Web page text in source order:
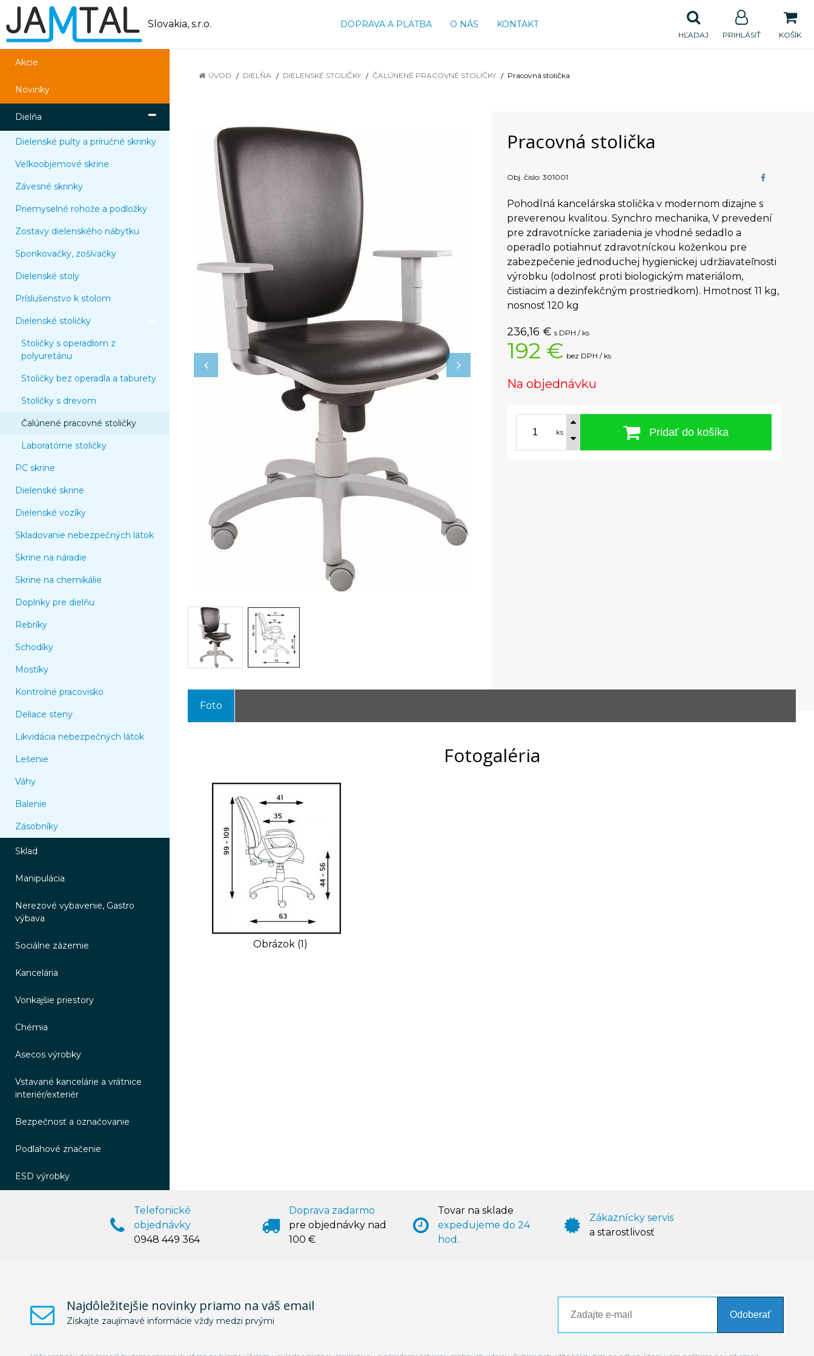
Slovakia, s.r.o. DOPRAVA A PLATBA O NÁS KONTAKT
KOŠÍK
PRIHLÁSIŤ
HĽADAJ
Akcie
Novinky
Dielňa
Dielenské pulty a príručné skrinky
Veľkoobjemové skrine
Závesné skrinky
Priemyselné rohože a podložky
Zostavy dielenského nábytku
Sponkovačky, zošívačky
Dielenské stoly
Príslušenstvo k stolom
Dielenské stoličky
Stoličky s operadlom z
polyuretánu
Stoličky bez operadla a taburety
Stoličky s drevom
Čalúnené pracovné stoličky
Laboratórne stoličky
PC skrine
Dielenské skrine
Dielenské vozíky
Skladovanie nebezpečných látok
Skrine na náradie
Skrine na chemikálie
Doplnky pre dielňu
Rebríky
Schodíky
Mostíky
Kontrolné pracovisko
Deliace steny
Likvidácia nebezpečných látok
Lešenie
Váhy
Balenie
Zásobníky
Sklad
Manipulácia
Nerezové vybavenie, Gastro
výbava
Sociálne zázemie
Kancelária
Vonkajšie priestory
Chémia
Asecos výrobky
Vstavané kancelárie a vrátnice
interiér/exteriér
Bezpečnosť a označovanie
Podlahové značenie
ESD výrobky
ÚVOD DIELŇA DIELENSKÉ STOLIČKY ČALÚNENÉ PRACOVNÉ STOLIČKY Pracovná stolička
Pracovná stolička
Obj. čislo: 301001
Pohodlná kancelárska stolička v modernom dizajne s
preverenou kvalitou. Synchro mechanika, V prevedení
pre zdravotnícke zariadenia je vhodné sedadlo a
operadlo potiahnuť zdravotníckou koženkou pre
zabezpečenie jednoduchej hygienickej udržiavateľnosti
výrobku (odolnosť proti biologickým materiálom,
čistiacim a dezinfekčným prostriedkom). Hmotnosť 11 kg,
nosnosť 120 kg
236,16 € s DPH / ks
192 € bez DPH / ks
Na objednávku
ks Pridať do košíka
Foto
Fotogaléria
Obrázok (1)
Telefonické
objednávky
0948 449 364
Doprava zadarmo
pre objednávky nad
100 €
Tovar na sklade
expedujeme do 24
hod.
Zákaznícky servis
a starostlivosť
Najdôležitejšie novinky priamo na váš email
Získajte zaujímavé informácie vždy medzi prvými
Odoberať